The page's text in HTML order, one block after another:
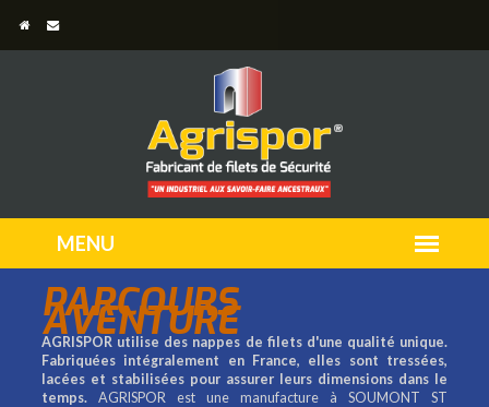
PARCOURS
AVENTURE
AGRISPOR utilise des nappes de filets d'une qualité unique.
Fabriquées intégralement en France, elles sont tressées,
lacées et stabilisées pour assurer leurs dimensions dans le
temps. AGRISPOR est une manufacture à SOUMONT ST